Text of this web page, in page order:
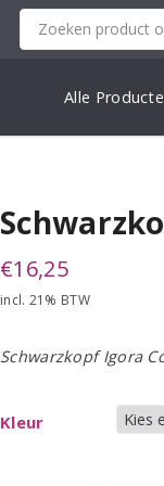
Alle
€16,25
incl. 21% BTW
Schwarzkopf Igora
Kleur